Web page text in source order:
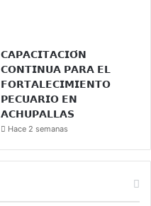
𝗖𝗔𝗣𝗔𝗖𝗜𝗧𝗔𝗖𝗜𝗢́𝗡
𝗖𝗢𝗡𝗧𝗜𝗡𝗨𝗔 𝗣𝗔𝗥𝗔 𝗘𝗟
𝗙𝗢𝗥𝗧𝗔𝗟𝗘𝗖𝗜𝗠𝗜𝗘𝗡𝗧𝗢
𝗣𝗘𝗖𝗨𝗔𝗥𝗜𝗢 𝗘𝗡
𝗔𝗖𝗛𝗨𝗣𝗔𝗟𝗟𝗔𝗦
Hace 2 semanas